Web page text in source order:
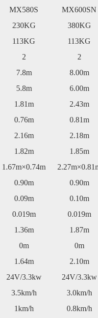
MX580S
MX600SN
230KG
380KG
113KG
113KG
2
2
7.8m
8.00m
5.8m
6.00m
1.81m
2.43m
0.76m
0.81m
2.16m
2.18m
1.82m
1.85m
1.67m×0.74m
0.90m
0.90m
0.09m
0.10m
0.019m
0.019m
1.36m
1.87m
0m
0m
1.64m
2.10m
24V/3.3kw
24V/3.3kw
3.5km/h
3.0km/h
1km/h 0.8km/h